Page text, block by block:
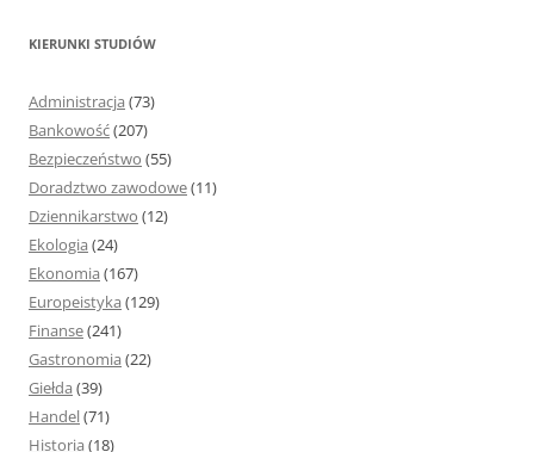
KIERUNKI STUDIÓW
Administracja (73)
Bankowość(207)
Bezpieczeństwo (55)
Doradztwo zawodowe(11)
Dziennikarstwo (12)
Ekologia (24)
Ekonomia (167)
Europeistyka (129)
Finanse(241)
Gastronomia (22)
Giełda (39)
Handel(71)
Historia (18)